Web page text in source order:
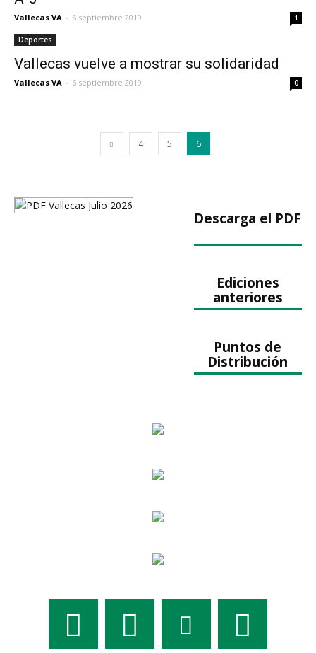
Vallecas VA - 6 septiembre 2019 1
Deportes
Vallecas vuelve a mostrar su solidaridad
Vallecas VA - 6 septiembre 2019 0
4 5 6
Descarga el PDF
Ediciones
anteriores
Puntos de
Distribución